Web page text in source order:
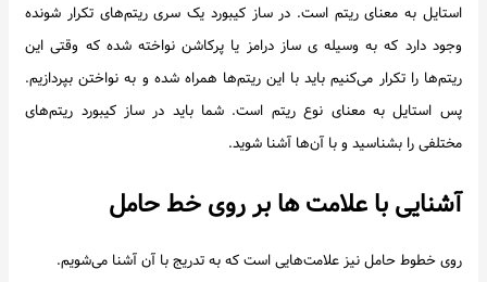
استایل به معنای ریتم است. در ساز کیبورد یک سری ریتم‌های تکرار شونده
وجود دارد که به وسیله ی ساز درامز یا پرکاشن نواخته شده که وقتی این
ریتم‌ها را تکرار می‌کنیم باید با این ریتم‌ها همراه شده و به نواختن بپردازیم.
پس استایل به معنای نوع ریتم است. شما باید در ساز کیبورد ریتم‌های
مختلفی را بشناسید و با آن‌ها آشنا شوید.
آشنایی با علامت ها بر روی خط حامل
روی خطوط حامل نیز علامت‌هایی است که به تدریج با آن آشنا می‌شویم.